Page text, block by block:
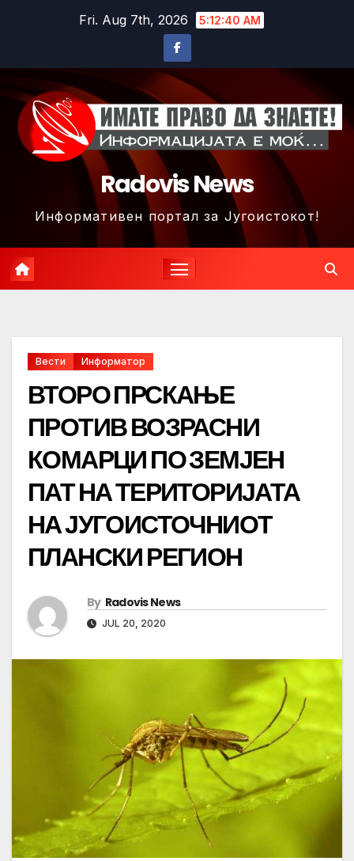
Fri. Aug 7th, 2026 5:12:42 AM
Radovis News
Информативен портал за Југоистокот!
Вести Информатор
ВТОРО ПРСКАЊЕ
ПРОТИВ ВОЗРАСНИ
КОМАРЦИ ПО ЗЕМЈЕН
ПАТ НА ТЕРИТОРИЈАТА
НА ЈУГОИСТОЧНИОТ
ПЛАНСКИ РЕГИОН
By Radovis News
JUL 20, 2020